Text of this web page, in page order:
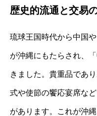
歴史的流通と交易
琉球王国時代から中国
が沖縄にもたらされ、
きました。貴重品であ
式や使節の饗応宴席な
があります。これが沖